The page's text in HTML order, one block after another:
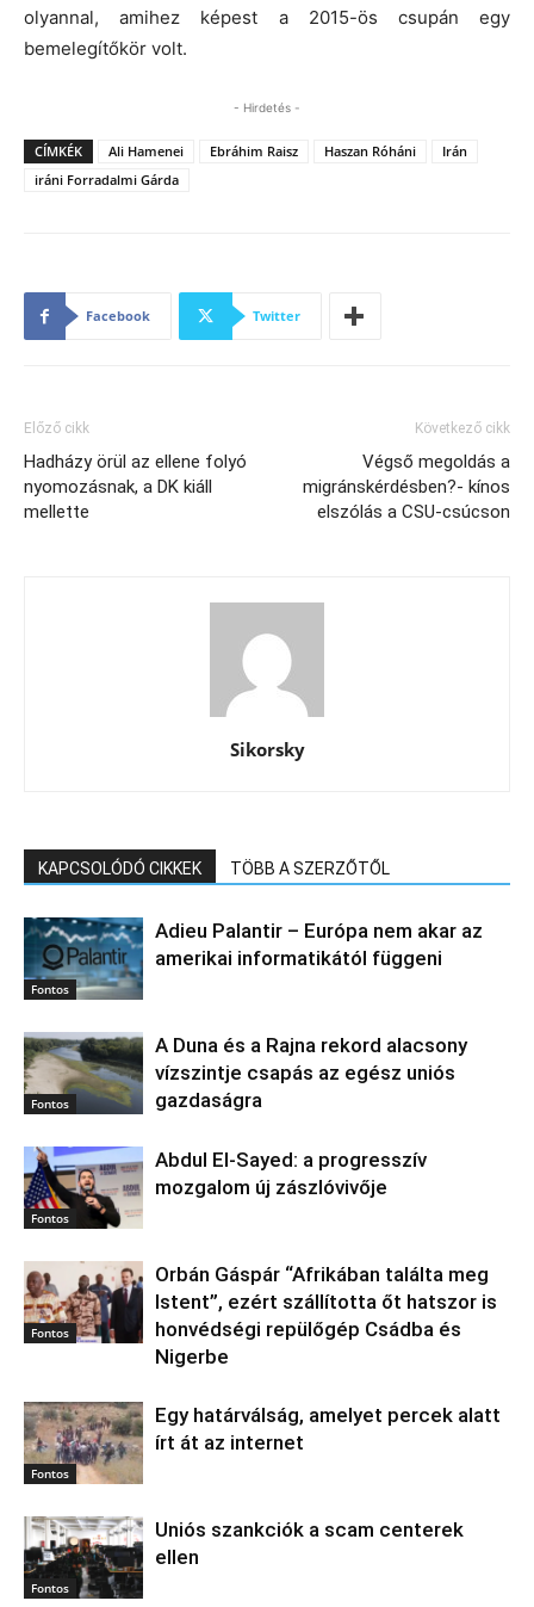
olyannal, amihez képest a 2015-ös csupán egy
bemelegítőkör volt.
- Hirdetés -
CÍMKÉK Ali Hamenei Ebráhim Raisz Haszan Róháni
Irán
iráni Forradalmi Gárda
Facebook Twitter
Előző cikk
Hadházy örül az ellene folyó
nyomozásnak, a DK kiáll
mellette
Következő cikk
Végső megoldás a
migránskérdésben?- kínos
elszólás a CSU-csúcson
Sikorsky
KAPCSOLÓDÓ CIKKEK TÖBB A SZERZŐTŐL
Fontos
Adieu Palantir – Európa nem akar az
amerikai informatikától függeni
Fontos
A Duna és a Rajna rekord alacsony
vízszintje csapás az egész uniós
gazdaságra
Fontos
Abdul El‑Sayed: a progresszív
mozgalom új zászlóvivője
Fontos
Orbán Gáspár “Afrikában találta meg
Istent”, ezért szállította őt hatszor is
honvédségi repülőgép Csádba és
Nigerbe
Fontos
Egy határválság, amelyet percek alatt
írt át az internet
Fontos
Uniós szankciók a scam centerek
ellen